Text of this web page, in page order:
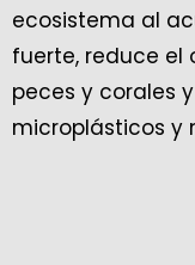
ecosistema al
fuerte, reduce el
peces y corales
microplásticos y